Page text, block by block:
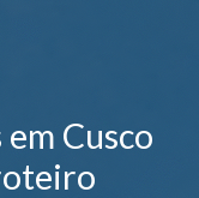
Cusco